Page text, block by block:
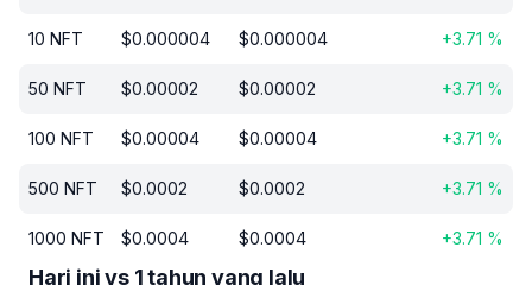
10 NFT $0.000004 $0.000004 +3.71 %
50 NFT $0.00002 $0.00002 +3.71 %
100 NFT $0.00004 $0.00004 +3.71 %
500 NFT $0.0002 $0.0002 +3.71 %
1000 NFT $0.0004 $0.0004 +3.71 %
Hari ini vs 1 tahun yang lalu